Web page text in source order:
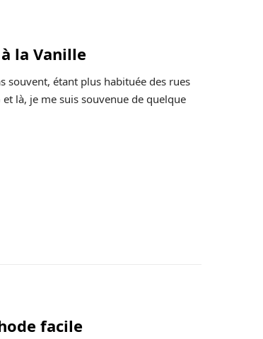
la Vanille
souvent, étant plus habituée des rues
là, je me suis souvenue de quelque
facile